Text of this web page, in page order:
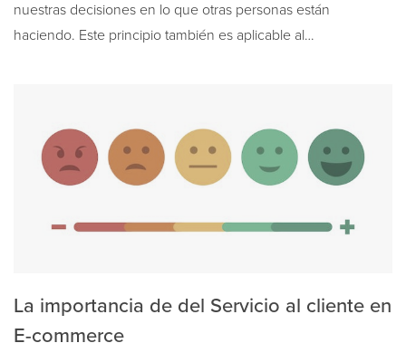
nuestras decisiones en lo que otras personas están
haciendo. Este principio también es aplicable al…
La importancia de del Servicio al cliente en
E-commerce